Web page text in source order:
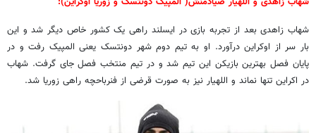
شهاب زاهدی بعد از تجربه بازی در ایسلند راهی یک کشور خاص دیگر شد و این
بار سر از اوکراین درآورد. او به تیم دوم شهر دونتسک یعنی المپیک رفت و در
پایان فصل بهترین بازیکن این تیم شد و در تیم منتخب فصل جای گرفت. شهاب
در اکراین تنها نماند و اللهیار نیز به صورت قرضی از فنرباحچه راهی زوریا شد.